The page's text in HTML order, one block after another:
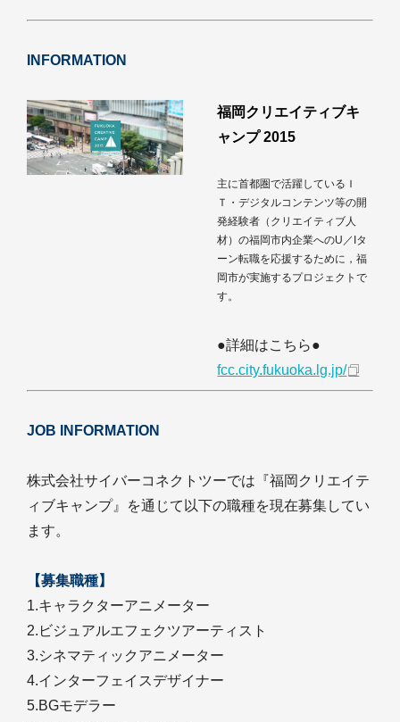
INFORMATION
福岡クリエイティブキ
ャンプ 2015
主に首都圏で活躍しているＩ
Ｔ・デジタルコンテンツ等の開
発経験者（クリエイティブ人
材）の福岡市内企業へのU／Iタ
ーン転職を応援するために，福
岡市が実施するプロジェクトで
す。
●詳細はこちら●
fcc.city.fukuoka.lg.jp/
JOB INFORMATION
株式会社サイバーコネクトツーでは『福岡クリエイテ
ィブキャンプ』を通じて以下の職種を現在募集してい
ます。
【募集職種】
1.キャラクターアニメーター
2.ビジュアルエフェクツアーティスト
3.シネマティックアニメーター
4.インターフェイスデザイナー
5.BGモデラー